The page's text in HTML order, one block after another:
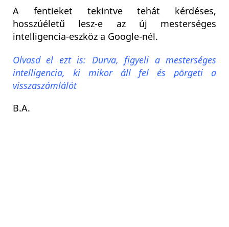
A fentieket tekintve tehát kérdéses,
hosszúéletű lesz-e az új mesterséges
intelligencia-eszköz a Google-nél.
Olvasd el ezt is: Durva, figyeli a mesterséges
intelligencia, ki mikor áll fel és pörgeti a
visszaszámlálót
B.A.